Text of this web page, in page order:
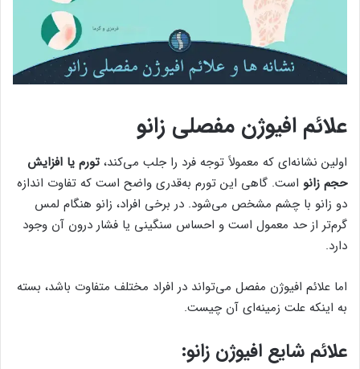
علائم افیوژن مفصلی زانو
اولین نشانه‌ای که معمولاً توجه فرد را جلب می‌کند، تورم یا افزایش
حجم زانو است. گاهی این تورم به‌قدری واضح است که تفاوت اندازه
دو زانو با چشم مشخص می‌شود. در برخی افراد، زانو هنگام لمس
گرم‌تر از حد معمول است و احساس سنگینی یا فشار درون آن وجود
دارد.
اما علائم افیوژن مفصل می‌تواند در افراد مختلف متفاوت باشد، بسته
به اینکه علت زمینه‌ای آن چیست.
علائم شایع افیوژن زانو: